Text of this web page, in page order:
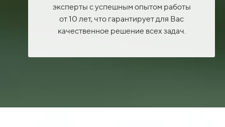
эксперты с успешным опытом работы
от 10 лет, что гарантирует для Вас
качественное решение всех задач.